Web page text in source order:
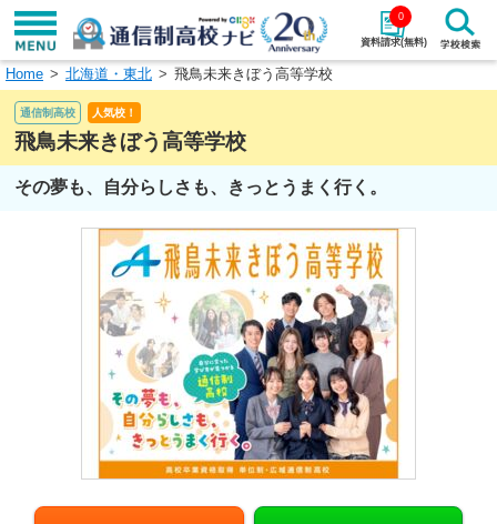
資料請求(無料)
0
学校名で探す
エリアから探す 特徴から探す
エリアを選択して探す
北海道・東北
北陸・甲信越
中国
九州・沖縄
Home 北海道・東北 飛鳥未来きぼう高等学校
通信制高校 人気校！
飛鳥未来きぼう高等学校
その夢も、自分らしさも、きっとうまく行く。